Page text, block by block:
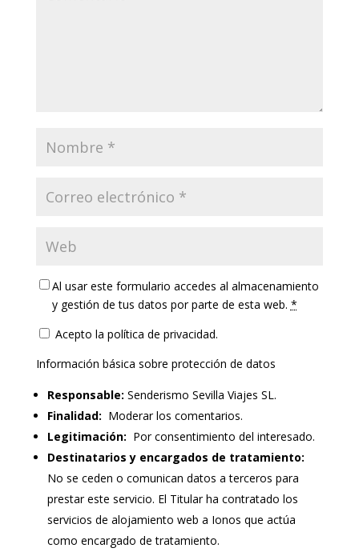
Al usar este formulario accedes al almacenamiento
y gestión de tus datos por parte de esta web. *
Acepto la política de privacidad.
Información básica sobre protección de datos
Responsable: Senderismo Sevilla Viajes SL.
Finalidad: Moderar los comentarios.
Legitimación: Por consentimiento del interesado.
Destinatarios y encargados de tratamiento:
No se ceden o comunican datos a terceros para
prestar este servicio. El Titular ha contratado los
servicios de alojamiento web a Ionos que actúa
como encargado de tratamiento.